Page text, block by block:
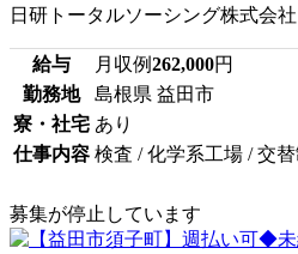
日研トータルソーシング株式会社
給与 月収例262,000円
勤務地
島根県 益田市
寮・社宅 あり
仕事内容 検査 / 化学系工場 / 交替
募集が停止しています